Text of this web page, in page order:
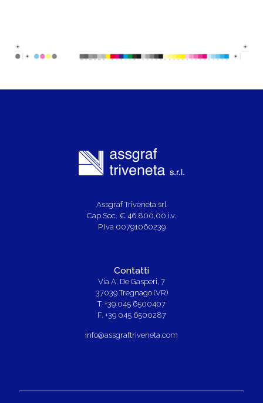
Assgraf Triveneta srl
Cap.Soc. € 46.800,00 i.v.
P.Iva 00791060239
Contatti
Via A. De Gasperi, 7
37039 Tregnago (VR)
T. +39 045 6500407
F. +39 045 6500287
info@assgraftriveneta.com